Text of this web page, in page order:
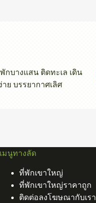
กบางแสน ติดทะเล เดิน
าย บรรยากาศเลิศ
เมนูทางลัด
ที่พักเขาใหญ่
ที่พักเขาใหญ่ราคาถูก
ติดต่อลงโฆษณากับเรา